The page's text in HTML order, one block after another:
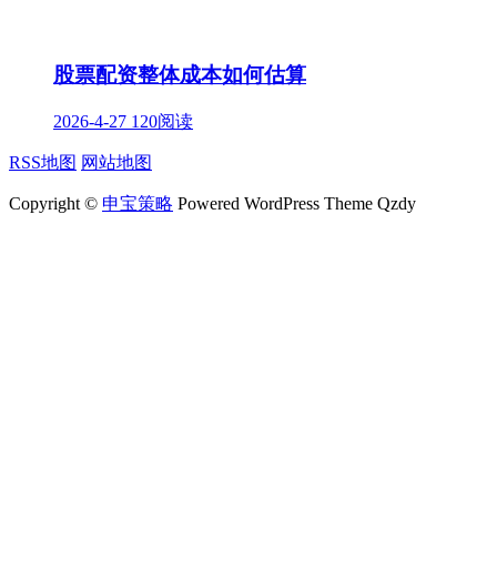
股票配资整体成本如何估算
2026-4-27 120阅读
RSS地图 网站地图
Copyright © 申宝策略 Powered WordPress Theme Qzdy